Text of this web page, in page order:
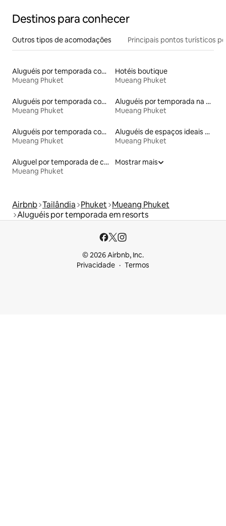
Destinos para conhecer
Outros tipos de acomodações Principais pontos turísticos
Aluguéis por temporada com sauna
Mueang Phuket
Hotéis boutique
Mueang Phuket
Aluguéis por temporada com suítes privativas
Mueang Phuket
Aluguéis por temporada na orla
Mueang Phuket
Aluguéis por temporada com café da manhã
Mueang Phuket
Aluguéis de espaços ideais para famílias
Mueang Phuket
Aluguel por temporada de casas de veraneio
Mueang Phuket
Mostrar mais
Airbnb Tailândia Phuket Mueang Phuket
Aluguéis por temporada em resorts
© 2026 Airbnb, Inc.
Privacidade
Termos